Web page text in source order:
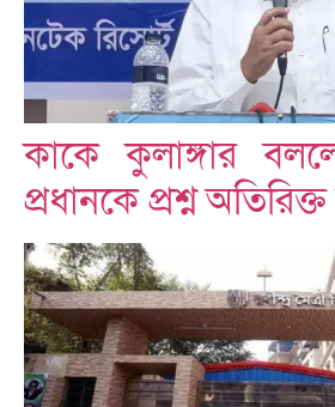
কাকে কুলাঙ্গার
প্রধানকে প্রশ্ন